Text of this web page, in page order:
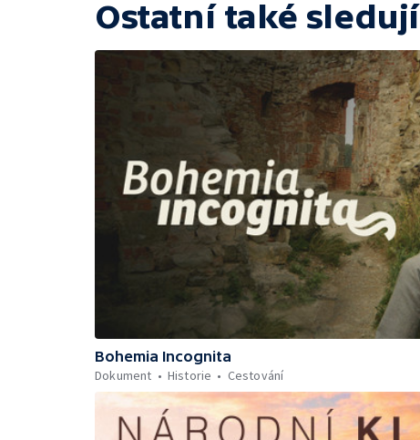
Ostatní také sledují
Bohemia Incognita
Dokument
Historie Cestování